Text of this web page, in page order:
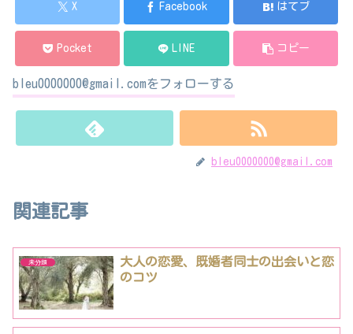
X Facebook はてブ
Pocket LINE コピー
bleu0000000@gmail.comをフォローする
bleu0000000@gmail.com
関連記事
未分類
大人の恋愛、既婚者同士の出会いと恋
のコツ